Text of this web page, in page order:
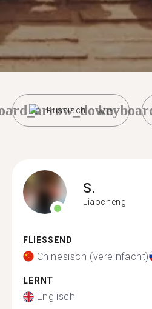
Russisch
S.
Liaocheng
FLIESSEND
Chinesisch (vereinfacht)
LERNT
Englisch